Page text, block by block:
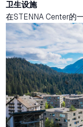
卫生设施
在STENNA Center的